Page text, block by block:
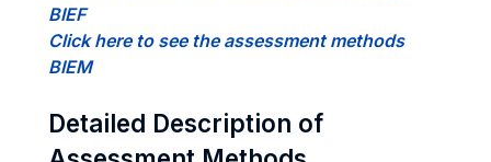
BIEF
Click here to see the assessment methods
BIEM
Detailed Description of